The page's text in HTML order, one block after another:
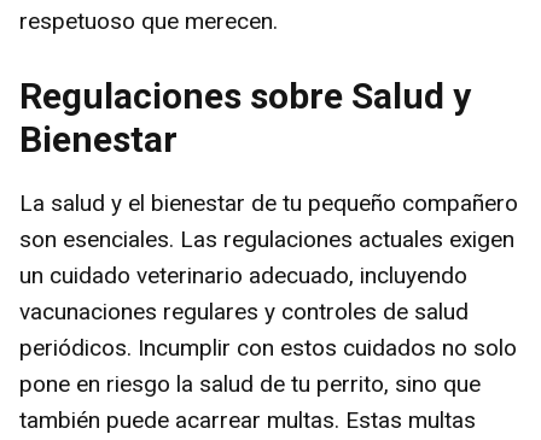
respetuoso que merecen.
Regulaciones sobre Salud y
Bienestar
La salud y el bienestar de tu pequeño compañero
son esenciales. Las regulaciones actuales exigen
un cuidado veterinario adecuado, incluyendo
vacunaciones regulares y controles de salud
periódicos. Incumplir con estos cuidados no solo
pone en riesgo la salud de tu perrito, sino que
también puede acarrear multas. Estas multas